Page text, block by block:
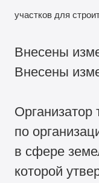
участков для
Внесены
Внесены
Организатор
по
в сфере
которой